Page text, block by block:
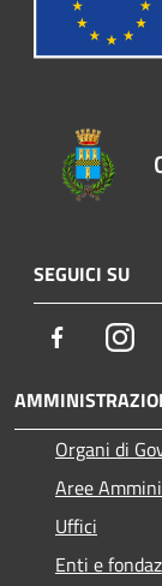
SEGUICI SU
Facebook
Organi di
Aree
Uffici
Enti e